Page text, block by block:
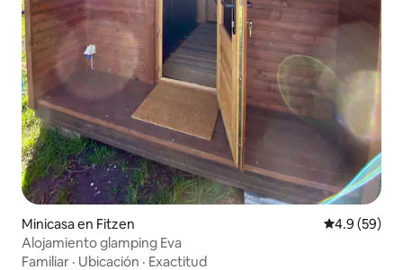
Minicasa en Fitzen Calificación
4.9 (59)
Alojamiento glamping Eva
Familiar · Ubicación · Exactitud